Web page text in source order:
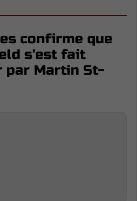
confirme que
s'est fait
par Martin St-